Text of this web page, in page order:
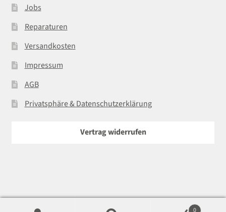
Jobs
Reparaturen
Versandkosten
Impressum
AGB
Privatsphäre & Datenschutzerklärung
Vertrag widerrufen
0